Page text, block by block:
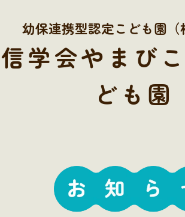
幼保連携型認定こども園（
信学会やまび
ども園